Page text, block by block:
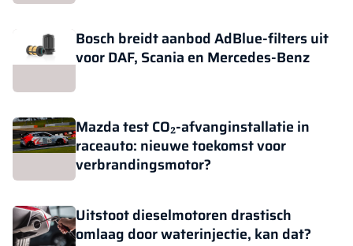
Bosch breidt aanbod AdBlue-filters uit
voor DAF, Scania en Mercedes-Benz
Mazda test CO₂-afvanginstallatie in
raceauto: nieuwe toekomst voor
verbrandingsmotor?
Uitstoot dieselmotoren drastisch
omlaag door waterinjectie, kan dat?